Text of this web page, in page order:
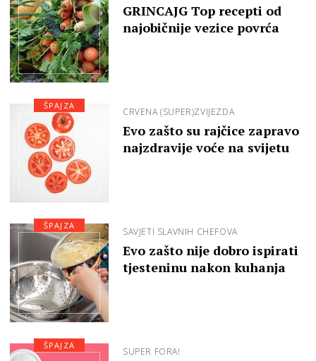
GRINCAJG Top recepti od
najobičnije vezice povrća
CRVENA (SUPER)ZVIJEZDA
Evo zašto su rajčice zapravo
najzdravije voće na svijetu
ŠPAJZA
SAVJETI SLAVNIH CHEFOVA
Evo zašto nije dobro ispirati
tjesteninu nakon kuhanja
ŠPAJZA
SUPER FORA!
ŠPAJZA